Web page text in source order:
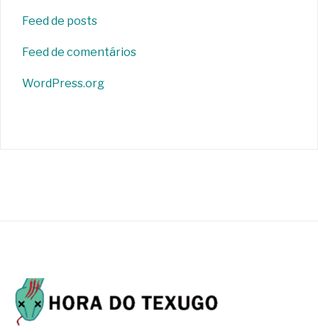
Feed de posts
Feed de comentários
WordPress.org